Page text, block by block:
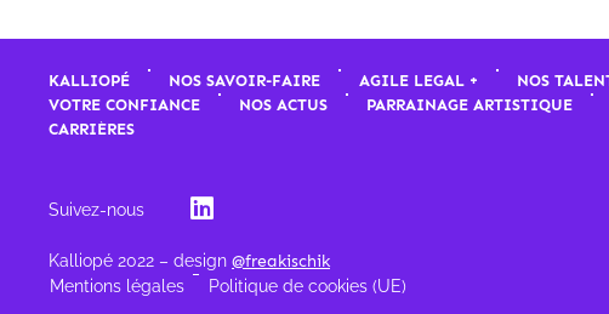
KALLIOPÉ NOS SAVOIR-FAIRE AGILE LEGAL + NOS
VOTRE CONFIANCE
NOS ACTUS PARRAINAGE ARTISTIQUE
CARRIÈRES
Suivez-nous
Kalliopé 2022 – design @freakischik
Mentions légales Politique de cookies (UE)